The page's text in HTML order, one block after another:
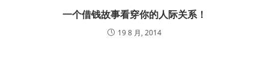
一个借钱故事看穿你的人际关系！
19 8 月, 2014